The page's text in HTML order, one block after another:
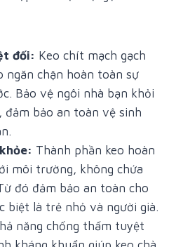
đối: Keo chít mạch gạch
ngăn chặn hoàn toàn sự
Bảo vệ ngôi nhà bạn khỏi
đảm bảo an toàn vệ sinh
Thành phần keo hoàn
môi trường, không chứa
đó đảm bảo an toàn cho
biệt là trẻ nhỏ và người già.
năng chống thấm tuyệt